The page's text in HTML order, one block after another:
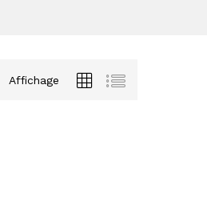
Affichage